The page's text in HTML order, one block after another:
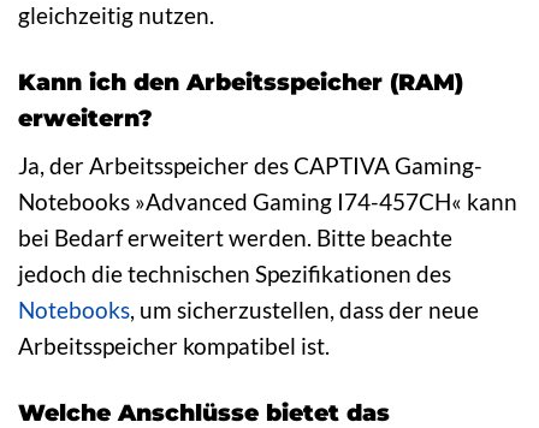
gleichzeitig nutzen.
Kann ich den Arbeitsspeicher (RAM)
erweitern?
Ja, der Arbeitsspeicher des CAPTIVA Gaming-
Notebooks »Advanced Gaming I74-457CH« kann
bei Bedarf erweitert werden. Bitte beachte
jedoch die technischen Spezifikationen des
Notebooks, um sicherzustellen, dass der neue
Arbeitsspeicher kompatibel ist.
Welche Anschlüsse bietet das